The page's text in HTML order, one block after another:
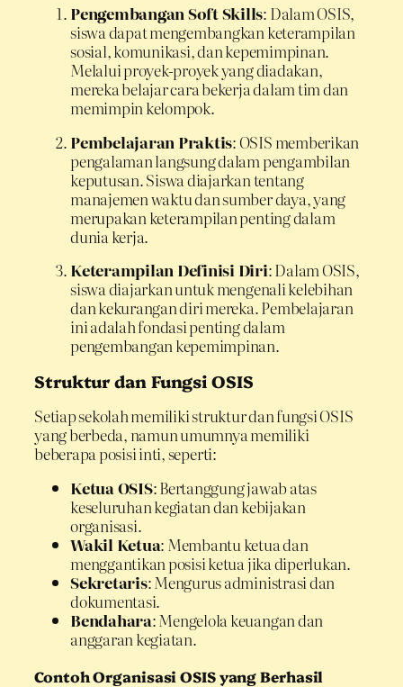
Pengembangan Soft Skills: Dalam OSIS,
siswa dapat mengembangkan keterampilan
sosial, komunikasi, dan kepemimpinan.
Melalui proyek-proyek yang diadakan,
mereka belajar cara bekerja dalam tim dan
memimpin kelompok.
Pembelajaran Praktis: OSIS memberikan
pengalaman langsung dalam pengambilan
keputusan. Siswa diajarkan tentang
manajemen waktu dan sumber daya, yang
merupakan keterampilan penting dalam
dunia kerja.
Keterampilan Definisi Diri: Dalam OSIS,
siswa diajarkan untuk mengenali kelebihan
dan kekurangan diri mereka. Pembelajaran
ini adalah fondasi penting dalam
pengembangan kepemimpinan.
Struktur dan Fungsi OSIS
Setiap sekolah memiliki struktur dan fungsi OSIS
yang berbeda, namun umumnya memiliki
beberapa posisi inti, seperti:
Ketua OSIS: Bertanggung jawab atas
keseluruhan kegiatan dan kebijakan
organisasi.
Wakil Ketua: Membantu ketua dan
menggantikan posisi ketua jika diperlukan.
Sekretaris: Mengurus administrasi dan
dokumentasi.
Bendahara: Mengelola keuangan dan
anggaran kegiatan.
Contoh Organisasi OSIS yang Berhasil